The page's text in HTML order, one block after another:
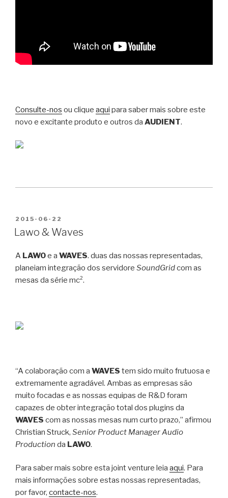
Consulte-nos ou clique aqui para saber mais sobre este
novo e excitante produto e outros da AUDIENT.
PUBLICADO
EM
2015-06-22
Lawo & Waves
A LAWOe a WAVES. duas das nossas representadas,
planeiam integração dos servidore SoundGridcom as
mesas da série mc².
“A colaboração com a WAVES tem sido muito frutuosa e
extremamente agradável. Ambas as empresas são
muito focadas e as nossas equipas de R&D foram
capazes de obter integração total dos plugins da
WAVES com as nossas mesas num curto prazo,” afirmou
Christian Struck, Senior Product Manager Audio
Production da LAWO.
Para saber mais sobre esta joint venture leia aqui. Para
mais informações sobre estas nossas representadas,
por favor, contacte-nos.